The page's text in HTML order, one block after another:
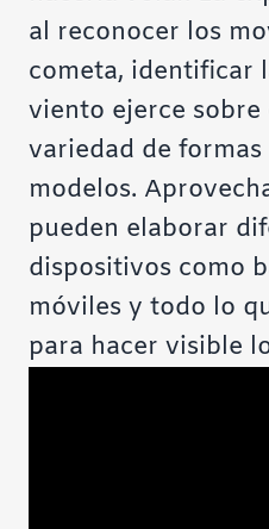
al reconocer los
cometa, identificar
viento ejerce
variedad de
modelos.
pueden elaborar
dispositivos como
móviles y todo lo
para hacer visible